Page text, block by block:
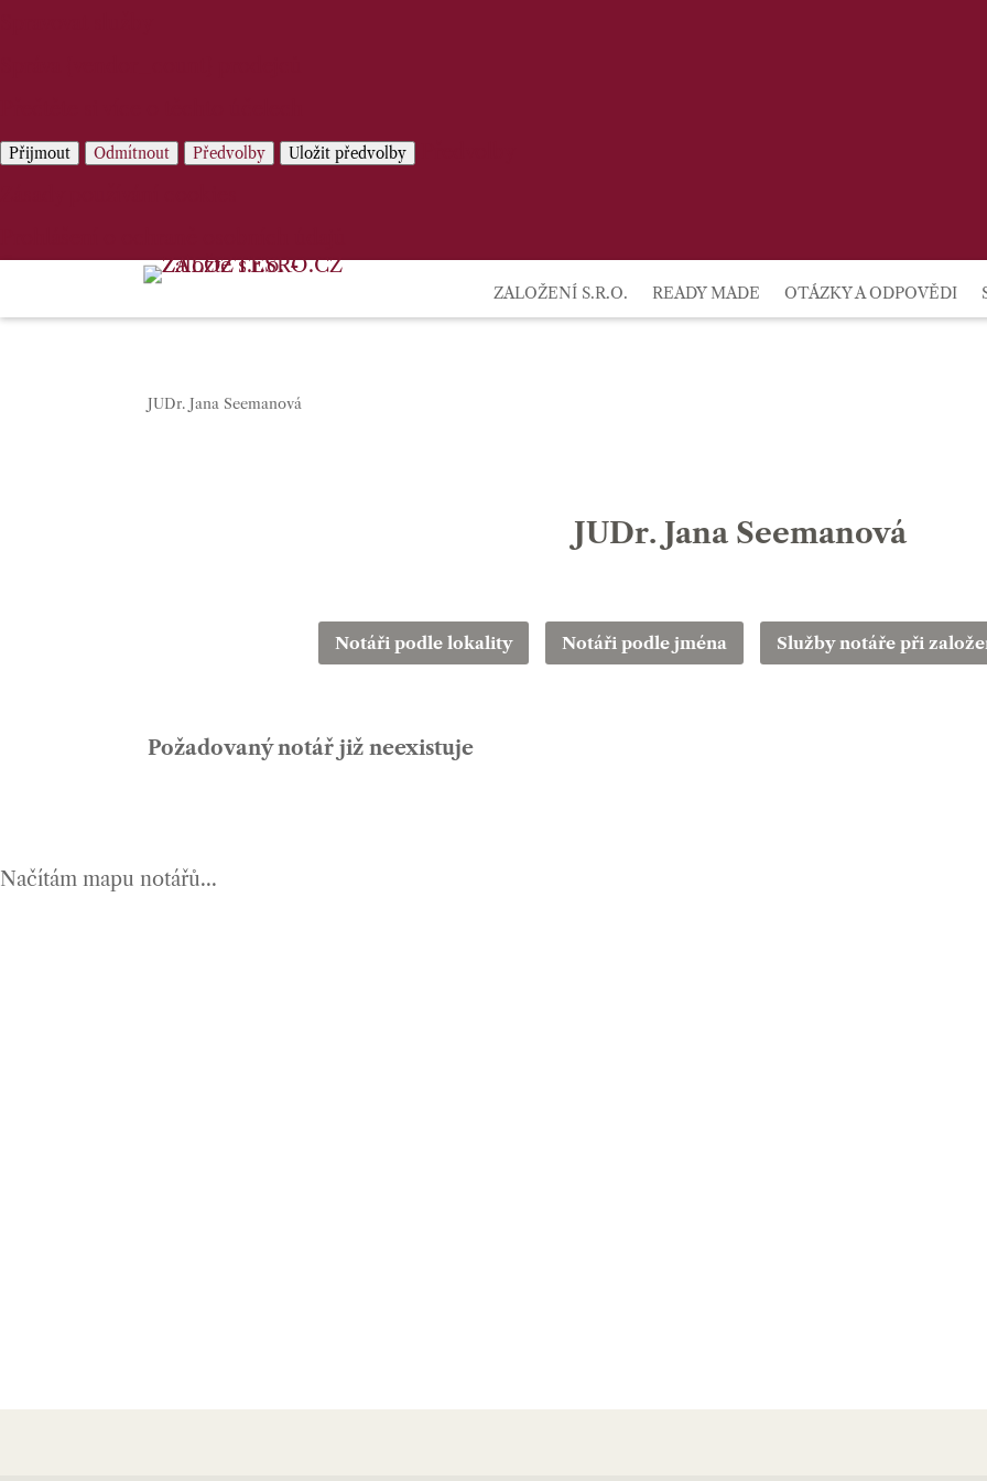
Přijmout Odmítnout Předvolby Uložit předvolby
ZALOŽENÍ S.R.O. READY MADE OTÁZKY A ODPOVĚDI
JUDr. Jana Seemanová
JUDr. Jana Seemanová
Notáři podle lokality Notáři podle jména Služby notáře při
Požadovaný notář již neexistuje
Načítám mapu notářů...